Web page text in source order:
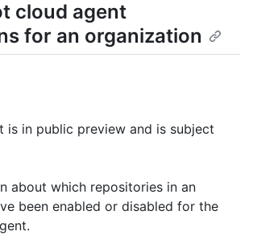
cloud agent
for an organization
is in public preview and is subject
about which repositories in an
been enabled or disabled for the